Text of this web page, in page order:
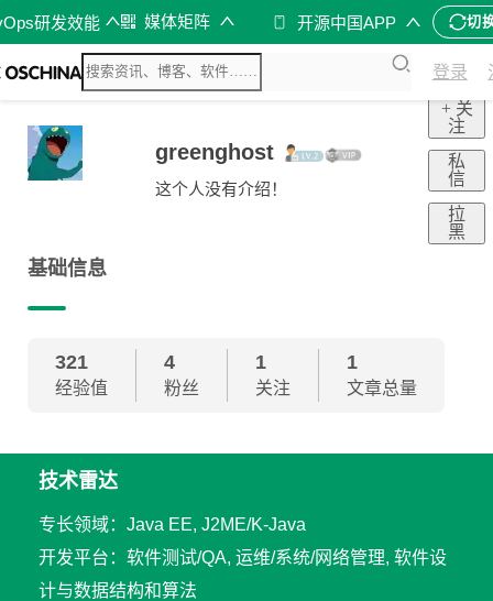
研发效能 媒体矩阵 开源中国APP 切
登录
greenghost
这个人没有介绍！
+ 关
注
私
信
拉
黑
基础信息
321
经验值
4
粉丝
1
关注
1
文章总量
技术雷达
专长领域：Java EE, J2ME/K-Java
开发平台：软件测试/QA, 运维/系统/网络管理, 软件设
计与数据结构和算法